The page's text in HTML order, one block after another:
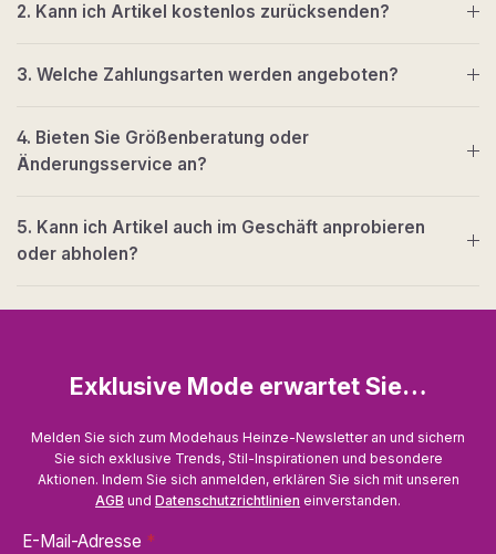
2. Kann ich Artikel kostenlos zurücksenden?
3. Welche Zahlungsarten werden angeboten?
4. Bieten Sie Größenberatung oder
Änderungsservice an?
5. Kann ich Artikel auch im Geschäft anprobieren
oder abholen?
Exklusive Mode erwartet Sie…
Melden Sie sich zum Modehaus Heinze-Newsletter an und sichern
Sie sich exklusive Trends, Stil-Inspirationen und besondere
Aktionen. Indem Sie sich anmelden, erklären Sie sich mit unseren
AGB und Datenschutzrichtlinien einverstanden.
E-Mail-Adresse *